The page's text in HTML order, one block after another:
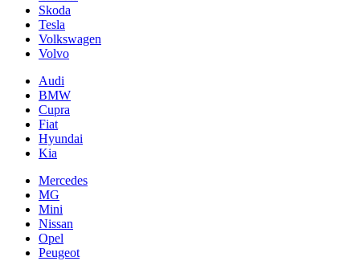
Skoda
Tesla
Volkswagen
Volvo
Audi
BMW
Cupra
Fiat
Hyundai
Kia
Mercedes
MG
Mini
Nissan
Opel
Peugeot